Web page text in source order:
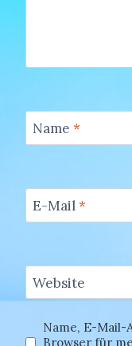
Name *
E-Mail*
Website
Name, E-Mail-
Browser für